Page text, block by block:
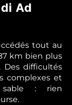
Ad
tout au
km bien plus
Des difficultés
complexes et
: rien